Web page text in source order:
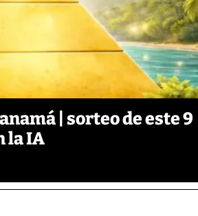
| sorteo de este 9
la IA